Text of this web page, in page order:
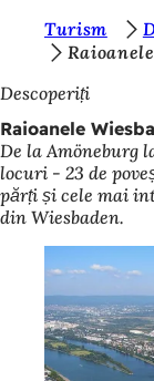
Salt la conținut
n
t
e
ț
Turism
Descoperiți
Raioanele
De la Amöneburg
locuri - 23 de
părți și cele mai
din Wiesbaden.